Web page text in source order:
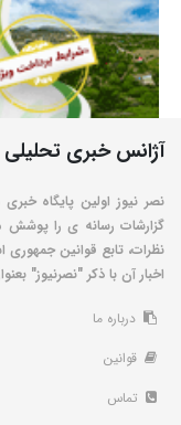
آژانس خبری
نصر نیوز اولین پایگاه
گزارشات رسانه ی را پوشش
نظرات، تابع قوانین جمهوری
اخبار آن با ذکر "نصرنیوز"
درباره ما
قوانین
تماس